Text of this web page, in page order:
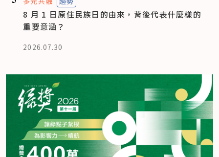
8 月 1 日原住民族日的由來，背後代表什麼樣的
重要意涵？
2026.07.30